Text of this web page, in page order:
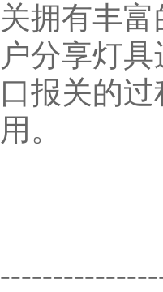
关拥有丰
户分享灯
口报关的
用。